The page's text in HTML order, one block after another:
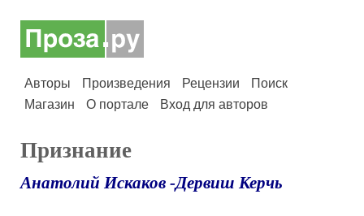
Авторы Произведения Рецензии
Поиск
Магазин
О портале Вход для авторов
Признание
Анатолий Искаков -Дервиш Керчь